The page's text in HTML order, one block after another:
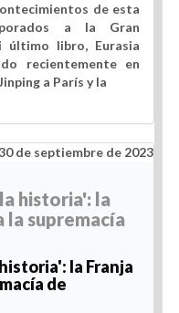
de esta
a la Gran
libro, Eurasia
recientemente en
a París y la
de septiembre de 2023
historia': la
la supremacía
la Franja
de